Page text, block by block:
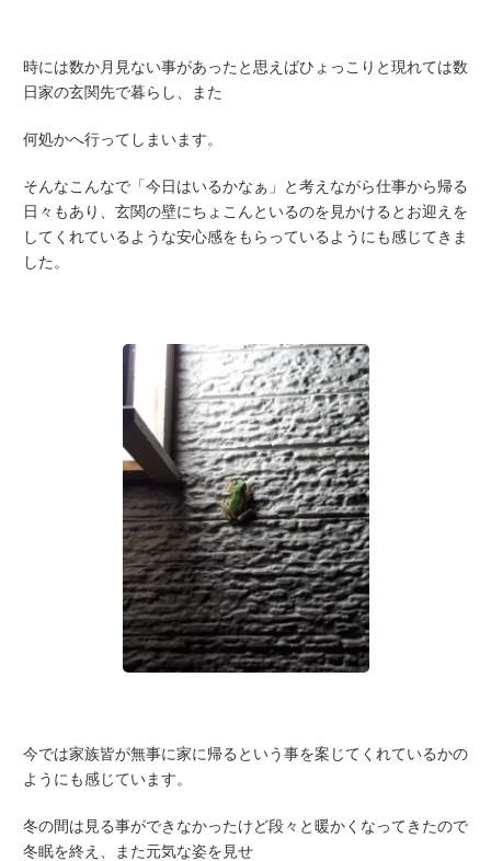
時には数か月見ない事があったと思えばひょっこりと現れては数
日家の玄関先で暮らし、また
何処かへ行ってしまいます。
そんなこんなで「今日はいるかなぁ」と考えながら仕事から帰る
日々もあり、玄関の壁にちょこんといるのを見かけるとお迎えを
してくれているような安心感をもらっているようにも感じてきま
した。
今では家族皆が無事に家に帰るという事を案じてくれているかの
ようにも感じています。
冬の間は見る事ができなかったけど段々と暖かくなってきたので
冬眠を終え、また元気な姿を見せ